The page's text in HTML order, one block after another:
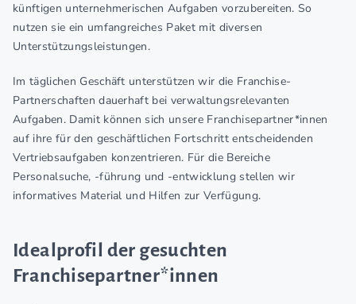
künftigen unternehmerischen Aufgaben vorzubereiten. So
nutzen sie ein umfangreiches Paket mit diversen
Unterstützungsleistungen.
Im täglichen Geschäft unterstützen wir die Franchise-
Partnerschaften dauerhaft bei verwaltungsrelevanten
Aufgaben. Damit können sich unsere Franchisepartner*innen
auf ihre für den geschäftlichen Fortschritt entscheidenden
Vertriebsaufgaben konzentrieren. Für die Bereiche
Personalsuche, -führung und -entwicklung stellen wir
informatives Material und Hilfen zur Verfügung.
Idealprofil der gesuchten
Franchisepartner*innen